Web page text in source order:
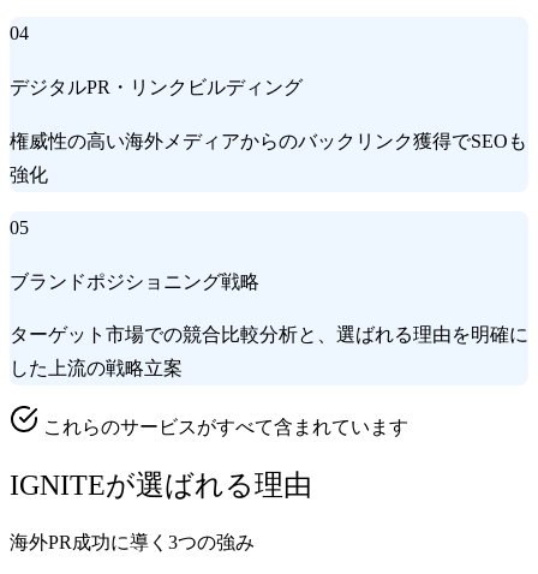
04
デジタルPR・リンクビルディング
権威性の高い海外メディアからのバックリンク獲得でSEOも
強化
05
ブランドポジショニング戦略
ターゲット市場での競合比較分析と、選ばれる理由を明確に
した上流の戦略立案
これらのサービスがすべて含まれています
IGNITEが選ばれる理由
海外PR成功に導く3つの強み